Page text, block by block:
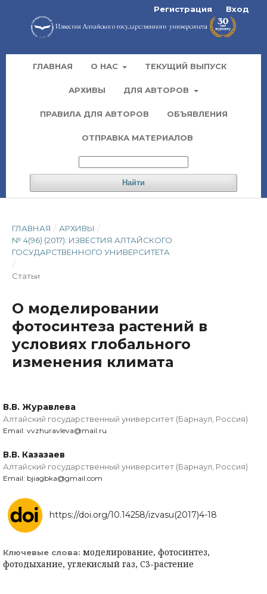
ГЛАВНАЯ О НАС ТЕКУЩИЙ ВЫПУСК
АРХИВЫ ДЛЯ АВТОРОВ
ПРАВИЛА ДЛЯ АВТОРОВ ОБЪЯВЛЕНИЯ
ОТПРАВКА МАТЕРИАЛОВ
Найти
Регистрация Вход
ГЛАВНАЯ / АРХИВЫ /
№ 4(96) (2017): ИЗВЕСТИЯ АЛТАЙСКОГО
ГОСУДАРСТВЕННОГО УНИВЕРСИТЕТА
/
Статьи
О моделировании
фотосинтеза растений в
условиях глобального
изменения климата
В.В. Журавлева
Алтайский государственный университет (Барнаул, Россия)
Email: vvzhuravleva@mail.ru
В.В. Казазаев
Алтайский государственный университет (Барнаул, Россия)
Email: bjiagbka@gmail.com
https://doi.org/10.14258/izvasu(2017)4-18
Ключевые слова: моделирование, фотосинтез,
фотодыхание, углекислый газ, C3-растение